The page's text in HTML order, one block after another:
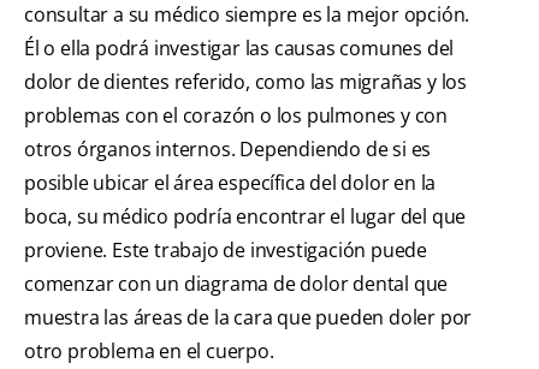
consultar a su médico siempre es la mejor opción.
Él o ella podrá investigar las causas comunes del
dolor de dientes referido, como las migrañas y los
problemas con el corazón o los pulmones y con
otros órganos internos. Dependiendo de si es
posible ubicar el área específica del dolor en la
boca, su médico podría encontrar el lugar del que
proviene. Este trabajo de investigación puede
comenzar con un diagrama de dolor dental que
muestra las áreas de la cara que pueden doler por
otro problema en el cuerpo.